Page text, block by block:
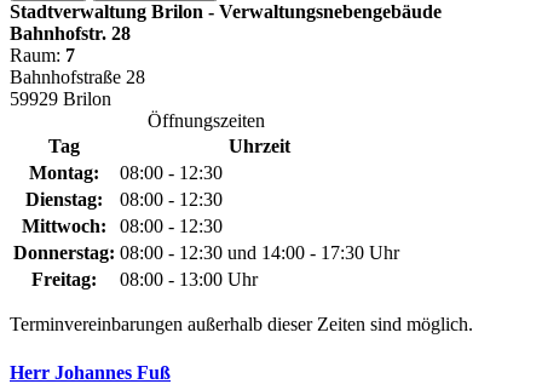
Stadtverwaltung Brilon - Verwaltungsnebengebäude
Bahnhofstr. 28
Raum: 7
Bahnhofstraße 28
59929 Brilon
Öffnungszeiten
Tag
Uhrzeit
Montag:
08:00 - 12:30
Dienstag:
08:00 - 12:30
Mittwoch:
08:00 - 12:30
Donnerstag: 08:00 - 12:30 und 14:00 - 17:30 Uhr
Freitag:
08:00 - 13:00 Uhr
Terminvereinbarungen außerhalb dieser Zeiten sind möglich.
Herr Johannes Fuß